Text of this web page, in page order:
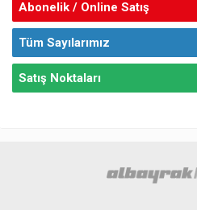
Abonelik / Online Satış
Tüm Sayılarımız
Satış Noktaları